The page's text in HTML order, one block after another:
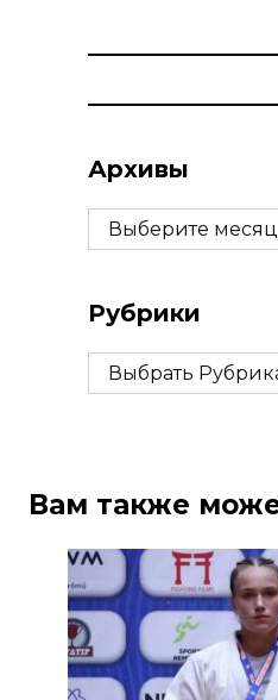
Архивы
Архивы
Рубрики
Рубрики
Вам также